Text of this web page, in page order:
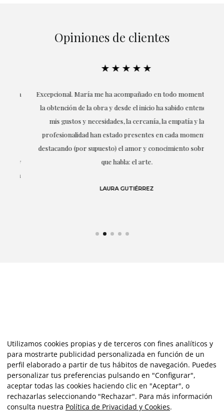
Opiniones de clientes
★★★★★
Excepcional. María me ha acompañado en todo momento en
la obtención de la obra y desde el inicio ha sabido entender
mis gustos y necesidades, la cercanía, la empatía y la
profesionalidad han estado presentes en cada momento,
destacando (por supuesto) el amor y conocimiento sobre lo
que habla: el arte.
LAURA GUTIÉRREZ
Utilizamos cookies propias y de terceros con fines analíticos y
para mostrarte publicidad personalizada en función de un
perfil elaborado a partir de tus hábitos de navegación. Puedes
personalizar tus preferencias pulsando en "Configurar",
aceptar todas las cookies haciendo clic en "Aceptar", o
rechazarlas seleccionando "Rechazar". Para más información
consulta nuestra Política de Privacidad y Cookies.